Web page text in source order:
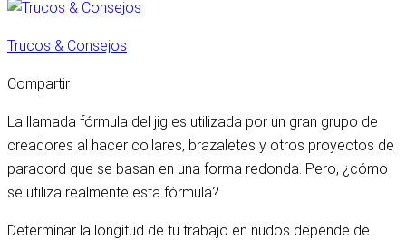
Trucos & Consejos
Compartir
La llamada fórmula del jig es utilizada por un gran grupo de
creadores al hacer collares, brazaletes y otros proyectos de
paracord que se basan en una forma redonda. Pero, ¿cómo
se utiliza realmente esta fórmula?
Determinar la longitud de tu trabajo en nudos depende de